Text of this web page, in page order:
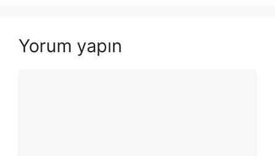
Yorum yapın